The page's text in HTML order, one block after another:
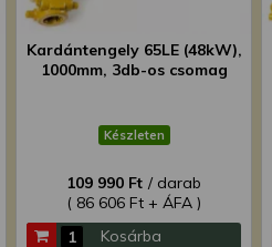
Kardántengely 65LE (48kW),
1000mm, 3db-os csomag
Készleten
109 990 Ft / darab
( 86 606 Ft + ÁFA )
Kosárba